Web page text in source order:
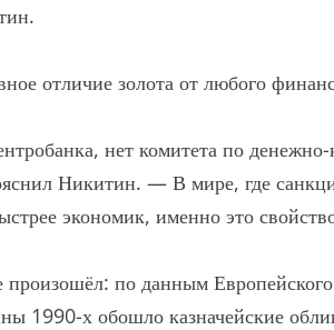
отличие золота от любого
нет комитета по
Никитин. — В мире, где
экономик, именно это
по данным
1990-х обошло казначейские